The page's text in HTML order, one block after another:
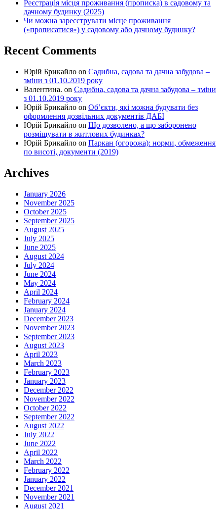
Реєстрація місця проживання (прописка) в садовому та
дачному будинку (2025)
Чи можна зареєструвати місце проживання
(«прописатися») у садовому або дачному будинку?
Recent Comments
Юрій Брикайло on Садибна, садова та дачна забудова –
зміни з 01.10.2019 року
Валентина. on Садибна, садова та дачна забудова – зміни
з 01.10.2019 року
Юрій Брикайло on Об’єкти, які можна будувати без
оформлення дозвільних документів ДАБІ
Юрій Брикайло on Що дозволено, а що заборонено
розміщувати в житлових будинках?
Юрій Брикайло on Паркан (огорожа): норми, обмеження
по висоті, документи (2019)
Archives
January 2026
November 2025
October 2025
September 2025
August 2025
July 2025
June 2025
August 2024
July 2024
June 2024
May 2024
April 2024
February 2024
January 2024
December 2023
November 2023
September 2023
August 2023
April 2023
March 2023
February 2023
January 2023
December 2022
November 2022
October 2022
September 2022
August 2022
July 2022
June 2022
April 2022
March 2022
February 2022
January 2022
December 2021
November 2021
August 2021